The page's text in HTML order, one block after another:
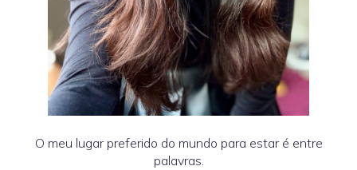
O meu lugar preferido do mundo para estar é entre
palavras.